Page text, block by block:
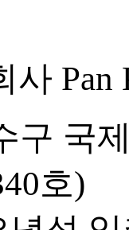
Pan
구 국
호)